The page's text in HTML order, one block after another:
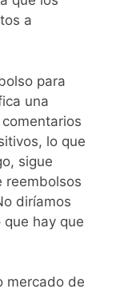
a
para
una
lo que
sigue
reembolsos
diríamos
hay que
mercado de